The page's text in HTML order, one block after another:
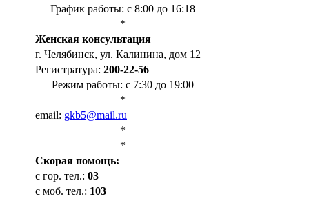
График работы: с 8:00 до 16:18
*
Женская консультация
г. Челябинск, ул. Калинина, дом 12
Регистратура: 200-22-56
Режим работы: с 7:30 до 19:00
*
email: gkb5@mail.ru
*
*
Cкорая помощь:
с гор. тел.: 03
с моб. тел.: 103